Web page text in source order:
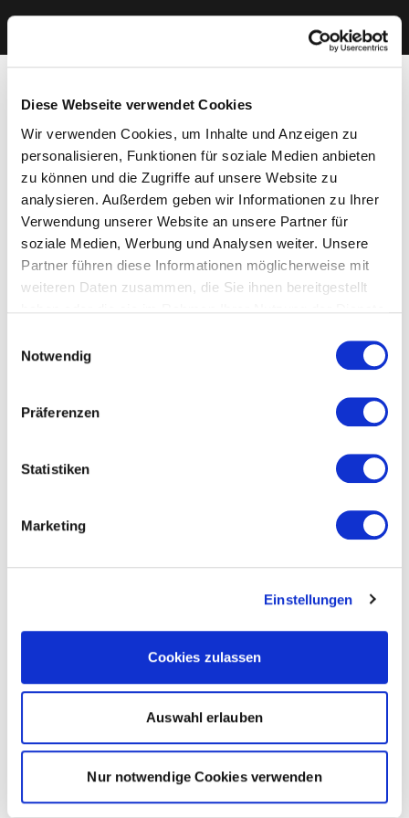
Diese Webseite verwendet Cookies
Wir verwenden Cookies, um Inhalte und Anzeigen zu
personalisieren, Funktionen für soziale Medien anbieten
zu können und die Zugriffe auf unsere Website zu
analysieren. Außerdem geben wir Informationen zu Ihrer
Verwendung unserer Website an unsere Partner für
soziale Medien, Werbung und Analysen weiter. Unsere
Partner führen diese Informationen möglicherweise mit
weiteren Daten zusammen, die Sie ihnen bereitgestellt
Cookies, wenn Sie unsere Webseite weiterhin nutzen.
Notwendig
Präferenzen
Statistiken
Marketing
Einstellungen
Cookies zulassen
Auswahl erlauben
Nur notwendige Cookies verwenden